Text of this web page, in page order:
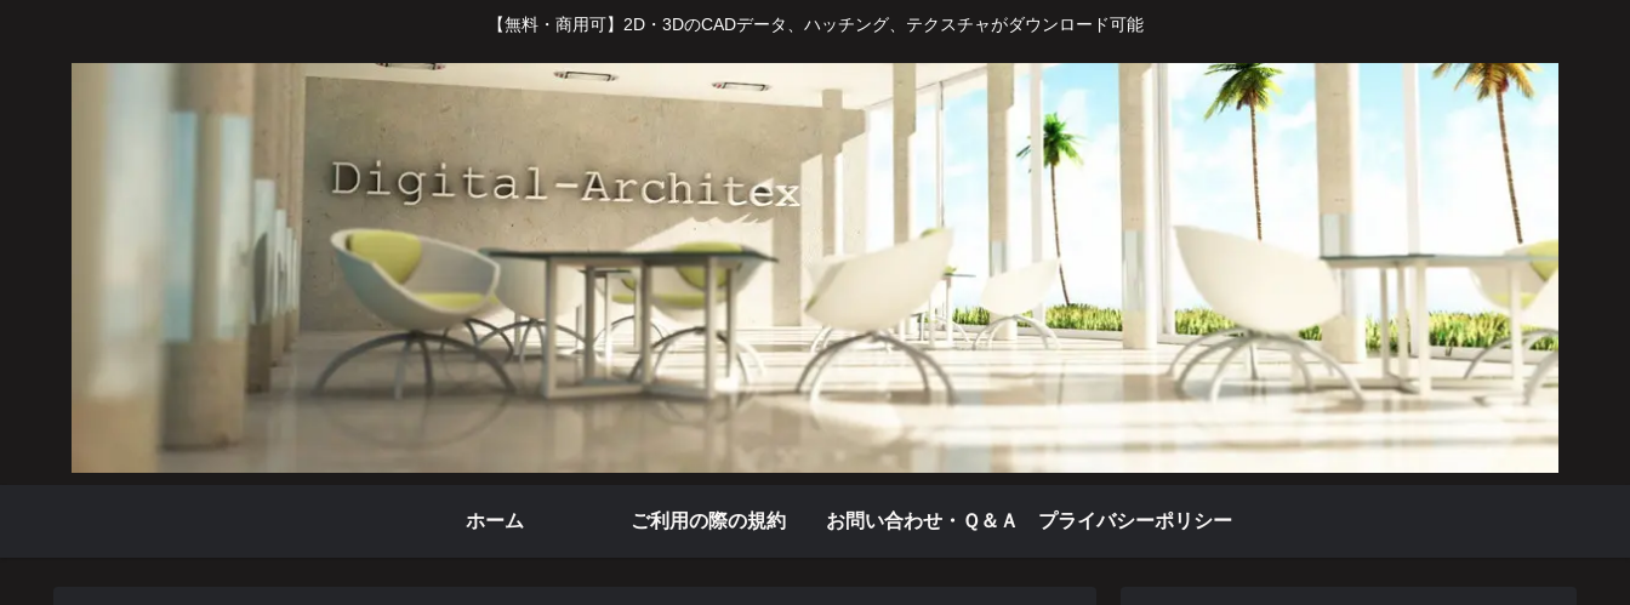
【無料・商用可】2D・3DのCADデータ、ハッチング、テクスチャがダウンロード可能
ホーム ご利用の際の規約 お問い合わせ・Ｑ＆Ａ プライバシーポリシー